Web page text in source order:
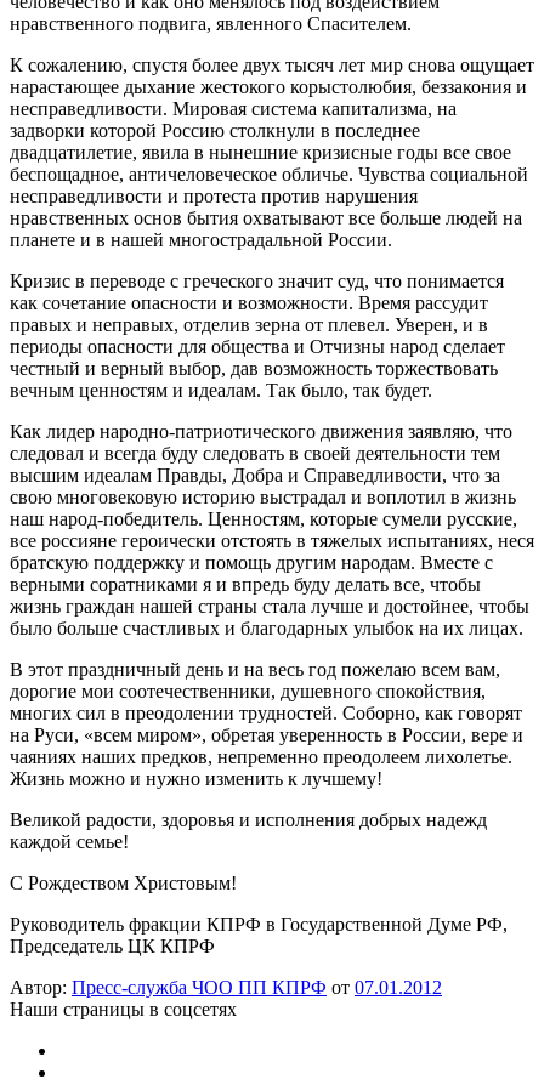
нравственного подвига, явленного Спасителем.
К сожалению, спустя более двух тысяч лет мир снова ощущает
нарастающее дыхание жестокого корыстолюбия, беззакония и
несправедливости. Мировая система капитализма, на
задворки которой Россию столкнули в последнее
двадцатилетие, явила в нынешние кризисные годы все свое
беспощадное, античеловеческое обличье. Чувства социальной
несправедливости и протеста против нарушения
нравственных основ бытия охватывают все больше людей на
планете и в нашей многострадальной России.
Кризис в переводе с греческого значит суд, что понимается
как сочетание опасности и возможности. Время рассудит
правых и неправых, отделив зерна от плевел. Уверен, и в
периоды опасности для общества и Отчизны народ сделает
честный и верный выбор, дав возможность торжествовать
вечным ценностям и идеалам. Так было, так будет.
Как лидер народно-патриотического движения заявляю, что
следовал и всегда буду следовать в своей деятельности тем
высшим идеалам Правды, Добра и Справедливости, что за
свою многовековую историю выстрадал и воплотил в жизнь
наш народ-победитель. Ценностям, которые сумели русские,
все россияне героически отстоять в тяжелых испытаниях, неся
братскую поддержку и помощь другим народам. Вместе с
верными соратниками я и впредь буду делать все, чтобы
жизнь граждан нашей страны стала лучше и достойнее, чтобы
было больше счастливых и благодарных улыбок на их лицах.
В этот праздничный день и на весь год пожелаю всем вам,
дорогие мои соотечественники, душевного спокойствия,
многих сил в преодолении трудностей. Соборно, как говорят
на Руси, «всем миром», обретая уверенность в России, вере и
чаяниях наших предков, непременно преодолеем лихолетье.
Жизнь можно и нужно изменить к лучшему!
Великой радости, здоровья и исполнения добрых надежд
каждой семье!
С Рождеством Христовым!
Руководитель фракции КПРФ в Государственной Думе РФ,
Председатель ЦК КПРФ
Автор: Пресс-служба ЧОО ПП КПРФ от 07.01.2012
Наши страницы в соцсетях